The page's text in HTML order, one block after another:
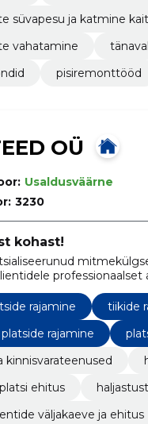
süvapesu ja katmine
vahatamine
pisiremonttööd
OÜ
Usaldusväärne
3230
kohast!
rajamine
tiikide
rajamine
kinnisvarateenused
ehitus
väljakaeve ja ehitus